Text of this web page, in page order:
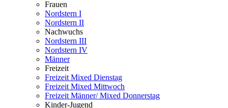
Frauen
Nordstern I
Nordstern II
Nachwuchs
Nordstern III
Nordstern IV
Männer
Freizeit
Freizeit Mixed Dienstag
Freizeit Mixed Mittwoch
Freizeit Männer/ Mixed Donnerstag
Kinder-Jugend